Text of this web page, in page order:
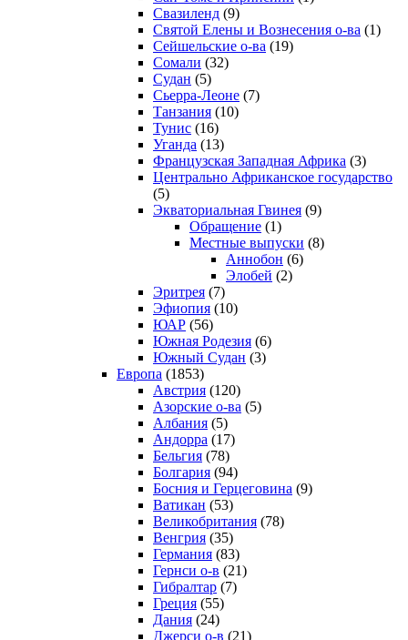
Свазиленд (9)
Святой Елены и Вознесения о-ва (1)
Сейшельские о-ва (19)
Сомали (32)
Судан (5)
Сьерра-Леоне (7)
Танзания (10)
Тунис (16)
Уганда (13)
Французская Западная Африка (3)
Центрально Африканское государство
(5)
Экваториальная Гвинея (9)
Обращение (1)
Местные выпуски (8)
Аннобон (6)
Элобей (2)
Эритрея (7)
Эфиопия (10)
ЮАР (56)
Южная Родезия (6)
Южный Судан (3)
Европа (1853)
Австрия (120)
Азорские о-ва (5)
Албания (5)
Андорра (17)
Бельгия (78)
Болгария (94)
Босния и Герцеговина (9)
Ватикан (53)
Великобритания (78)
Венгрия (35)
Германия (83)
Гернси о-в (21)
Гибралтар (7)
Греция (55)
Дания (24)
Джерси о-в (21)